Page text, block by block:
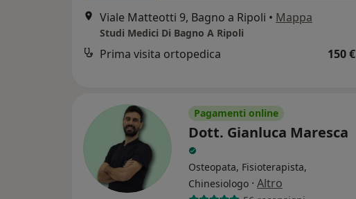
Viale Matteotti 9, Bagno a Ripoli • Mappa
Studi Medici Di Bagno A Ripoli
Prima visita ortopedica 150 €
Pagamenti online
Dott. Gianluca Maresca
Osteopata, Fisioterapista,
Chinesiologo · Altro